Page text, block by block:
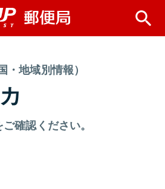
地域別情報）
確認ください。